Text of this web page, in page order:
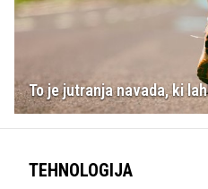
To je jutranja navada, ki
TEHNOLOGIJA